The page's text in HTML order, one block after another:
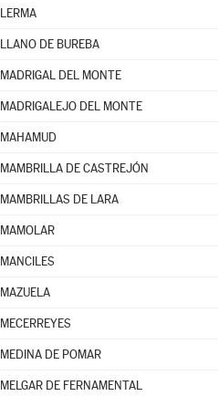
LERMA
LLANO DE BUREBA
MADRIGAL DEL MONTE
MADRIGALEJO DEL MONTE
MAHAMUD
MAMBRILLA DE CASTREJÓN
MAMBRILLAS DE LARA
MAMOLAR
MANCILES
MAZUELA
MECERREYES
MEDINA DE POMAR
MELGAR DE FERNAMENTAL